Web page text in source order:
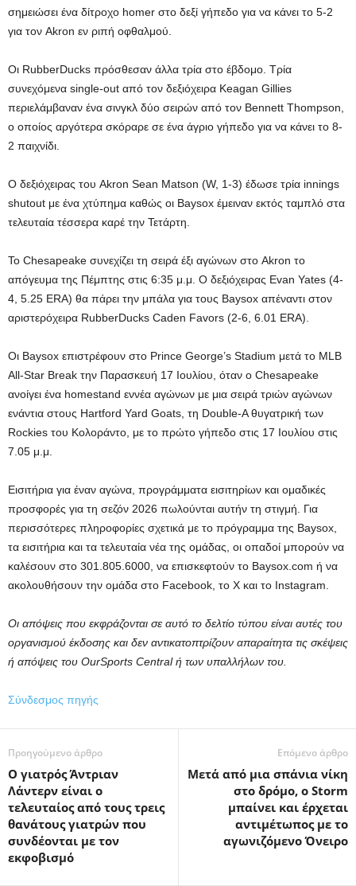
σημειώσει ένα δίτροχο homer στο δεξί γήπεδο για να κάνει το 5-2
για τον Akron εν ριπή οφθαλμού.
Οι RubberDucks πρόσθεσαν άλλα τρία στο έβδομο. Τρία
συνεχόμενα single-out από τον δεξιόχειρα Keagan Gillies
περιελάμβαναν ένα σινγκλ δύο σειρών από τον Bennett Thompson,
ο οποίος αργότερα σκόραρε σε ένα άγριο γήπεδο για να κάνει το 8-
2 παιχνίδι.
Ο δεξιόχειρας του Akron Sean Matson (W, 1-3) έδωσε τρία innings
shutout με ένα χτύπημα καθώς οι Baysox έμειναν εκτός ταμπλό στα
τελευταία τέσσερα καρέ την Τετάρτη.
Το Chesapeake συνεχίζει τη σειρά έξι αγώνων στο Akron το
απόγευμα της Πέμπτης στις 6:35 μ.μ. Ο δεξιόχειρας Evan Yates (4-
4, 5.25 ERA) θα πάρει την μπάλα για τους Baysox απέναντι στον
αριστερόχειρα RubberDucks Caden Favors (2-6, 6.01 ERA).
Οι Baysox επιστρέφουν στο Prince George’s Stadium μετά το MLB
All-Star Break την Παρασκευή 17 Ιουλίου, όταν ο Chesapeake
ανοίγει ένα homestand εννέα αγώνων με μια σειρά τριών αγώνων
ενάντια στους Hartford Yard Goats, τη Double-A θυγατρική των
Rockies του Κολοράντο, με το πρώτο γήπεδο στις 17 Ιουλίου στις
7.05 μ.μ.
Εισιτήρια για έναν αγώνα, προγράμματα εισιτηρίων και ομαδικές
προσφορές για τη σεζόν 2026 πωλούνται αυτήν τη στιγμή. Για
περισσότερες πληροφορίες σχετικά με το πρόγραμμα της Baysox,
τα εισιτήρια και τα τελευταία νέα της ομάδας, οι οπαδοί μπορούν να
καλέσουν στο 301.805.6000, να επισκεφτούν το Baysox.com ή να
ακολουθήσουν την ομάδα στο Facebook, το X και το Instagram.
Οι απόψεις που εκφράζονται σε αυτό το δελτίο τύπου είναι αυτές του
οργανισμού έκδοσης και δεν αντικατοπτρίζουν απαραίτητα τις σκέψεις
ή απόψεις του OurSports Central ή των υπαλλήλων του.
Σύνδεσμος πηγής
Προηγούμενο άρθρο
Ο γιατρός Άντριαν
Λάντερν είναι ο
τελευταίος από τους τρεις
θανάτους γιατρών που
συνδέονται με τον
εκφοβισμό
Επόμενο άρθρο
Μετά από μια σπάνια νίκη
στο δρόμο, ο Storm
μπαίνει και έρχεται
αντιμέτωπος με το
αγωνιζόμενο Όνειρο